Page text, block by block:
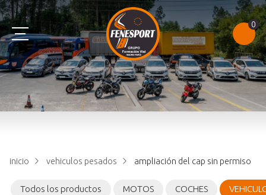
AM
B
C
TEST
0
inicio vehiculos pesados ampliación del cap sin permiso
Todos los productos MOTOS COCHES